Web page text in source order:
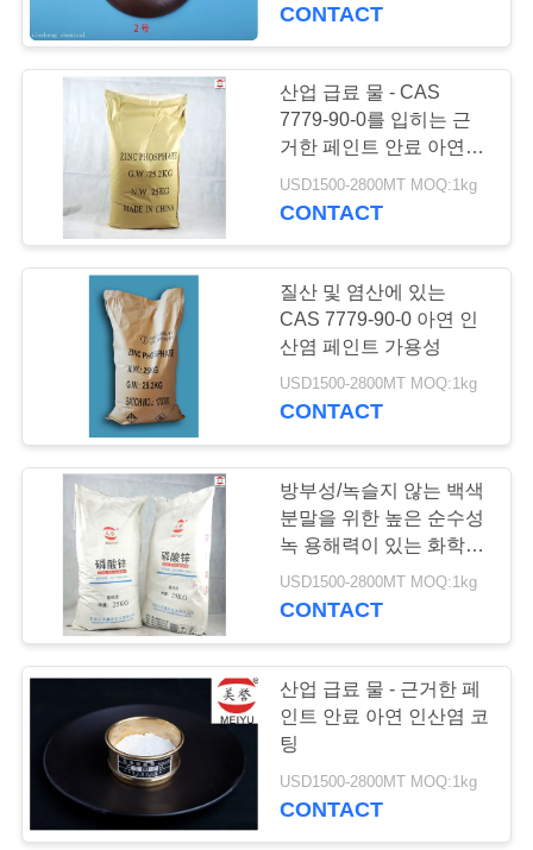
어
리
와
인
용
청
아연 오르토 인산염
고열 저항하는 물자
알루미늄 트리폴리
포스페이트
127
알루미늄 인산염
80
CONTACT
산업 급료 물 - CAS
7779-90-0를 입히는 근
거한 페인트 안료 아연 인
산염
USD1500-2800MT MOQ:1kg
CONTACT
질산 및 염산에 있는
CAS 7779-90-0 아연 인
산염 페인트 가용성
USD1500-2800MT MOQ:1kg
CONTACT
방부성/녹슬지 않는 백색
분말을 위한 높은 순수성
녹 용해력이 있는 화학물
질
USD1500-2800MT MOQ:1kg
CONTACT
산업 급료 물 - 근거한 페
인트 안료 아연 인산염 코
팅
USD1500-2800MT MOQ:1kg
CONTACT